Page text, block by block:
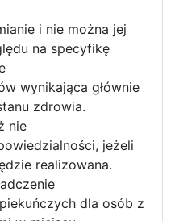
i nie można jej
na specyfikę
wynikająca głównie
zdrowia.
nie
jeżeli
realizowana.
dla osób z